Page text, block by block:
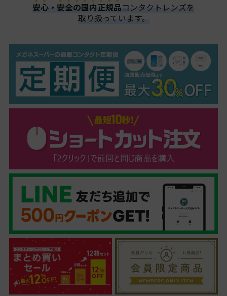
安心 ・ 安全の国内正規品コンタクトレンズを
取り扱っています。